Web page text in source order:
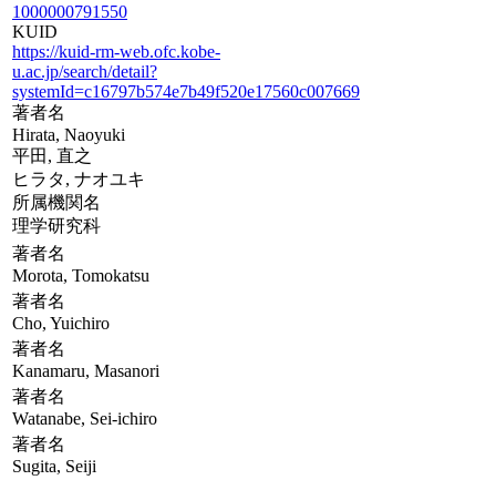
1000000791550
KUID
https://kuid-rm-web.ofc.kobe-
u.ac.jp/search/detail?
systemId=c16797b574e7b49f520e17560c007669
著者名
Hirata, Naoyuki
平田, 直之
ヒラタ, ナオユキ
所属機関名
理学研究科
著者名
Morota, Tomokatsu
著者名
Cho, Yuichiro
著者名
Kanamaru, Masanori
著者名
Watanabe, Sei-ichiro
著者名
Sugita, Seiji